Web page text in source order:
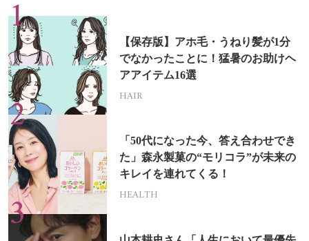
【保存版】アホ毛・うねり髪が1分
でなかったことに！猛暑のお助けヘ
アアイテム16選
HAIR
「50代になった今、答え合わせでき
た」森永製菓の“モリコラ”が未来の
キレイを連れてくる！
HEALTH